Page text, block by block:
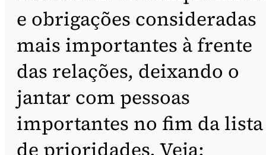
e obrigações consideradas
mais importantes à frente
das relações, deixando o
jantar com pessoas
importantes no fim da lista
de prioridades. Veja: